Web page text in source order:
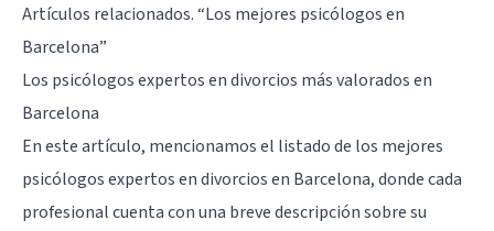
Artículos relacionados.“Los mejores psicólogos en
Barcelona”
Los psicólogos expertos en divorcios más valorados en
Barcelona
En este artículo, mencionamos el listado de los mejores
psicólogos expertos en divorcios en Barcelona, donde cada
profesional cuenta con una breve descripción sobre su